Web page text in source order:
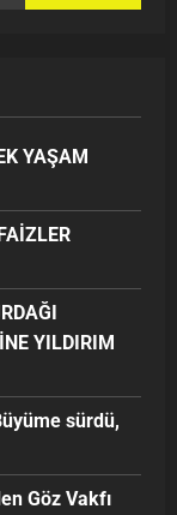
YAŞAM
YILDIRIM
sürdü,
Göz Vakfı